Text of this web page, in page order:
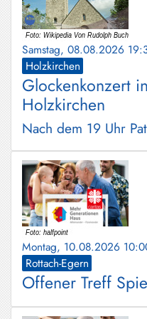
Samstag, 08.08.2026
Holzkirchen
Glockenkonzert
Holzkirchen
Nach dem 19 Uhr
Montag, 10.08.2026
Rottach-Egern
Offener Treff